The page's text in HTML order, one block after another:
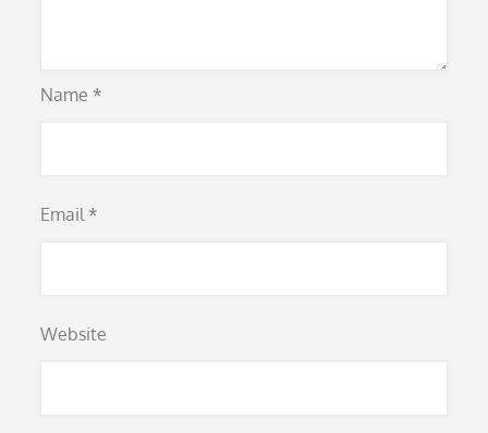
Name *
Email *
Website